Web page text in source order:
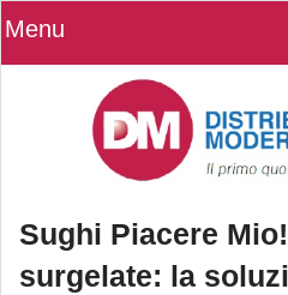
Menu
Sughi Piacere
surgelate: la